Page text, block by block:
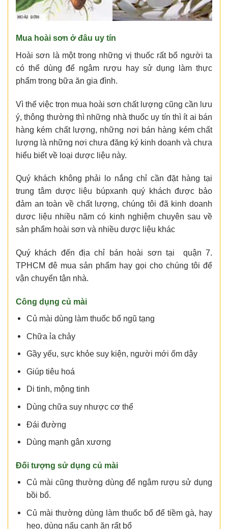
Mua hoài sơn ở đâu uy tín
Hoài sơn là một trong những vị thuốc rất bổ người ta
có thể dùng để ngâm rượu hay sử dụng làm thực
phẩm trong bữa ăn gia đình.
Vì thế việc trọn mua hoài sơn chất lượng cũng cần lưu
ý, thông thường thì những nhà thuốc uy tín thì ít ai bán
hàng kém chất lượng, những nơi bán hàng kém chất
lượng là những nơi chưa đăng ký kinh doanh và chưa
hiểu biết về loại dược liệu này.
Quý khách không phải lo nắng chỉ cần đặt hàng tại
trung tâm dược liệu búpxanh quý khách được bảo
đảm an toàn về chất lượng, chúng tôi đã kinh doanh
dươc liệu nhiều năm có kinh nghiệm chuyên sau về
sản phẩm hoài sơn và nhiều dược liệu khác
Quý khách đến địa chỉ bán hoài sơn tại quận 7.
TPHCM đê mua sản phẩm hay gọi cho chúng tôi để
vận chuyển tận nhà.
Công dụng củ mài
Củ mài dùng làm thuốc bổ ngũ tạng
Chữa ỉa chảy
Gầy yếu, sực khỏe suy kiện, người mới ốm dậy
Giúp tiêu hoá
Di tinh, mộng tinh
Dùng chữa suy nhược cơ thể
Đái đường
Dùng mạnh gân xương
Đối tượng sử dụng củ mài
Củ mài cũng thường dùng để ngâm rượu sử dụng
bồi bổ.
Củ mài thường dùng làm thuốc bổ để tiềm gà, hay
heo, dùng nấu canh ăn rất bổ